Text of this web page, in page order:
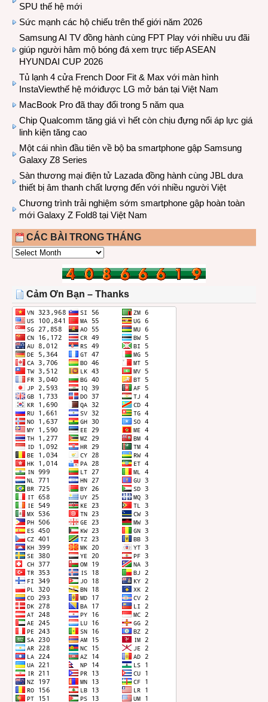
SPU thế hệ mới
Sức mạnh các hộ chiếu trên thế giới năm 2026
Samsung AI TV đồng hành cùng FPT Play với nhiều ưu đãi
giúp người hâm mộ bóng đá xem trực tiếp ASEAN
HYUNDAI CUP 2026
Tủ lạnh 4 cửa French Door Fit & Max với màn hình
InstaViewthế hệ mớiđược LG mở bán tại Việt Nam
MacBook Pro đã thay đổi trong 5 năm qua
Chip Qualcomm tăng giá vì hết còn chịu đựng nổi áp lực giá
linh kiện tăng cao
Một cái nhìn đầu tiên về bộ ba smartphone gập Samsung
Galaxy Z8 Series
Sàn thương mại điện tử Lazada đồng hành cùng JBL dưa
thiết bị âm thanh chất lượng đến với nhiều người Việt
Chương trình trải nghiệm sớm smartphone gập hoàn toàn
mới Galaxy Z Fold8 tại Việt Nam
CÁC BÀI TRONG THÁNG
CÁC
THÁNG
Cảm Ơn Bạn – Thanks